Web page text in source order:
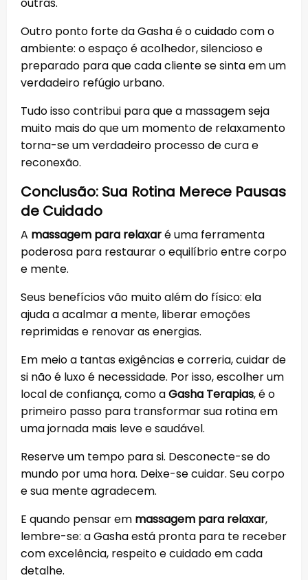
outras.
Outro ponto forte da Gasha é o cuidado com o
ambiente: o espaço é acolhedor, silencioso e
preparado para que cada cliente se sinta em um
verdadeiro refúgio urbano.
Tudo isso contribui para que a massagem seja
muito mais do que um momento de relaxamento
torna-se um verdadeiro processo de cura e
reconexão.
Conclusão: Sua Rotina Merece Pausas
de Cuidado
A massagem para relaxaré uma ferramenta
poderosa para restaurar o equilíbrio entre corpo
e mente.
Seus benefícios vão muito além do físico: ela
ajuda a acalmar a mente, liberar emoções
reprimidas e renovar as energias.
Em meio a tantas exigências e correria, cuidar de
si não é luxo é necessidade. Por isso, escolher um
local de confiança, como aGasha Terapias, é o
primeiro passo para transformar sua rotina em
uma jornada mais leve e saudável.
Reserve um tempo para si. Desconecte-se do
mundo por uma hora. Deixe-se cuidar. Seu corpo
e sua mente agradecem.
E quando pensar em massagem para relaxar,
lembre-se: a Gasha está pronta para te receber
com excelência, respeito e cuidado em cada
detalhe.